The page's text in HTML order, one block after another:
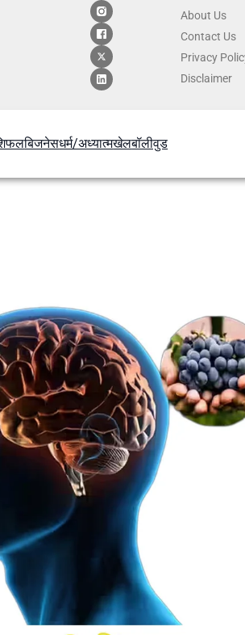
About Us
Contact Us
Privacy
Disclaimer
बिजनेसधर्म/अध्यात्मखेलबॉलीवुड